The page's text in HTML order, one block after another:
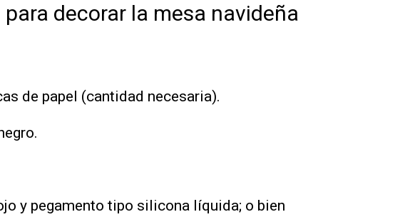
decorar la mesa navideña
de papel (cantidad necesaria).
y pegamento tipo silicona líquida; o bien